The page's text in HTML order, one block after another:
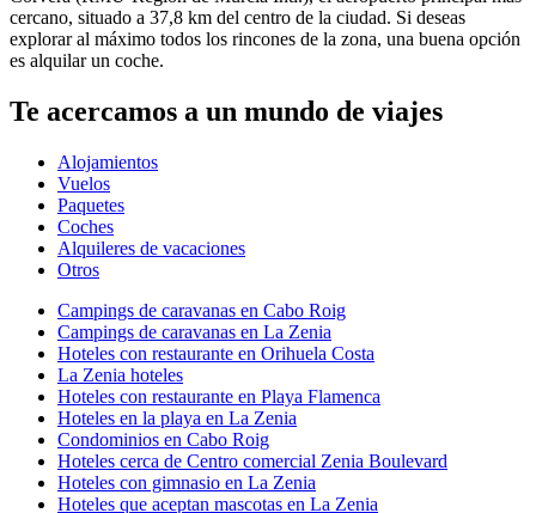
cercano, situado a 37,8 km del centro de la ciudad. Si deseas
explorar al máximo todos los rincones de la zona, una buena opción
es alquilar un coche.
Te acercamos a un mundo de viajes
Alojamientos
Vuelos
Paquetes
Coches
Alquileres de vacaciones
Otros
Campings de caravanas en Cabo Roig
Campings de caravanas en La Zenia
Hoteles con restaurante en Orihuela Costa
La Zenia hoteles
Hoteles con restaurante en Playa Flamenca
Hoteles en la playa en La Zenia
Condominios en Cabo Roig
Hoteles cerca de Centro comercial Zenia Boulevard
Hoteles con gimnasio en La Zenia
Hoteles que aceptan mascotas en La Zenia